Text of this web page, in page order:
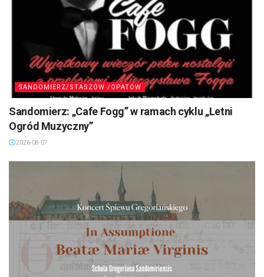
SANDOMIERZ/STASZÓW /OPATÓW
Sandomierz: „Cafe Fogg” w ramach cyklu „Letni
Ogród Muzyczny”
2026-08-07